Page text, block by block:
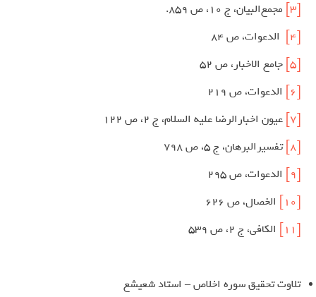
[3]
مجمع‌البیان، ج‌ 10، ص‌ 859.
[4]
الدعوات، ص 84
[5]
جامع الاخبار، ص 52
[6]
الدعوات، ص 219
[7]
عیون اخبارالرضا علیه السلام، ج 2، ص 122
[8]
تفسیرالبرهان، ج 5، ص 798
[9]
الدعوات، ص 295
[10]
الخصال، ص 626
[11]
الکافی، ج 2، ص 539
تلاوت تحقیق سوره اخلاص – استاد شعیشع